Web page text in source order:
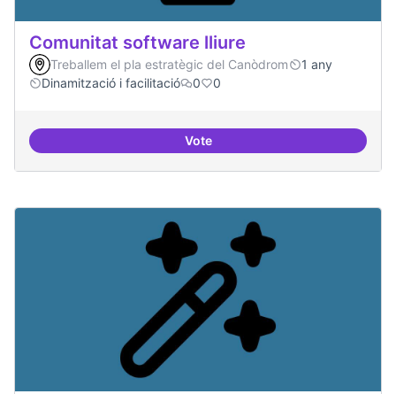
Comunitat software lliure
Treballem el pla estratègic del Canòdrom
1 any
Dinamització i facilitació
0 0
VoteComunitat software lliure